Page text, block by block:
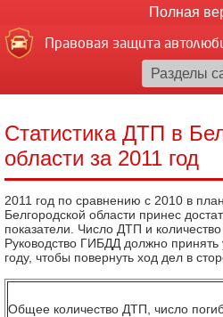
Полная
Правовая защита
Статистика ДТП в
области за 2011 год
2011 год по сравнению с 2010 в
Белгородской области принес
показатели. Число ДТП и
Руководство ГИБДД должно
году, чтобы повернуть ход дел в
Общее количество ДТП, число